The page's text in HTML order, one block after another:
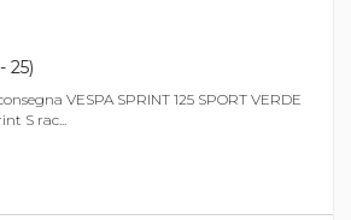
25)
VESPA SPRINT 125 SPORT VERDE
S rac...